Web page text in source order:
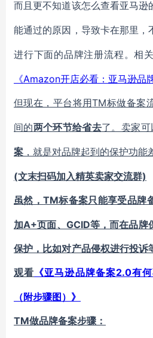
而且更不知道该怎么查看亚马逊
能通过的原因，导致卡在那里，
进行下面的品牌注册流程。相
《Amazon开店必看：亚马逊品
但现在，平台将用TM标做备案
间的两个环节给省去了。卖家可
案 ，就是对品牌起到的保护功能
(文末扫码加入精英卖家交流群)
虽然，TM标备案只能享受品牌
加A+页面、GCID等，而在品牌
保护，比如对产品侵权进行投诉
观看 《亚马逊品牌备案2.0有
（附步骤图）》
TM做品牌备案步骤：